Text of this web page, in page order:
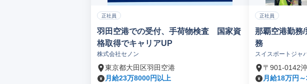
正社員
羽田空港での受付、手荷物検査 国家資
格取得でキャリアUP
株式会社セノン
東京都大田区羽田空港
月給23万8000円以上
正社員
那覇空港勤務
務
スイスポートジャ
〒901-0142
月給18万円